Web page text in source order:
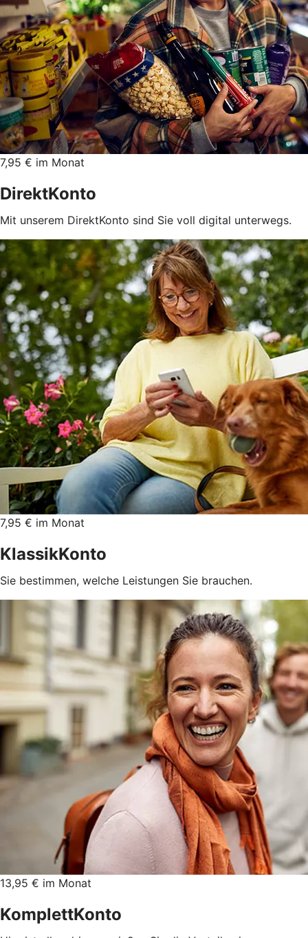
7,95 € im Monat
DirektKonto
Mit unserem DirektKonto sind Sie voll digital unterwegs.
7,95 € im Monat
KlassikKonto
Sie bestimmen, welche Leistungen Sie brauchen.
13,95 € im Monat
KomplettKonto